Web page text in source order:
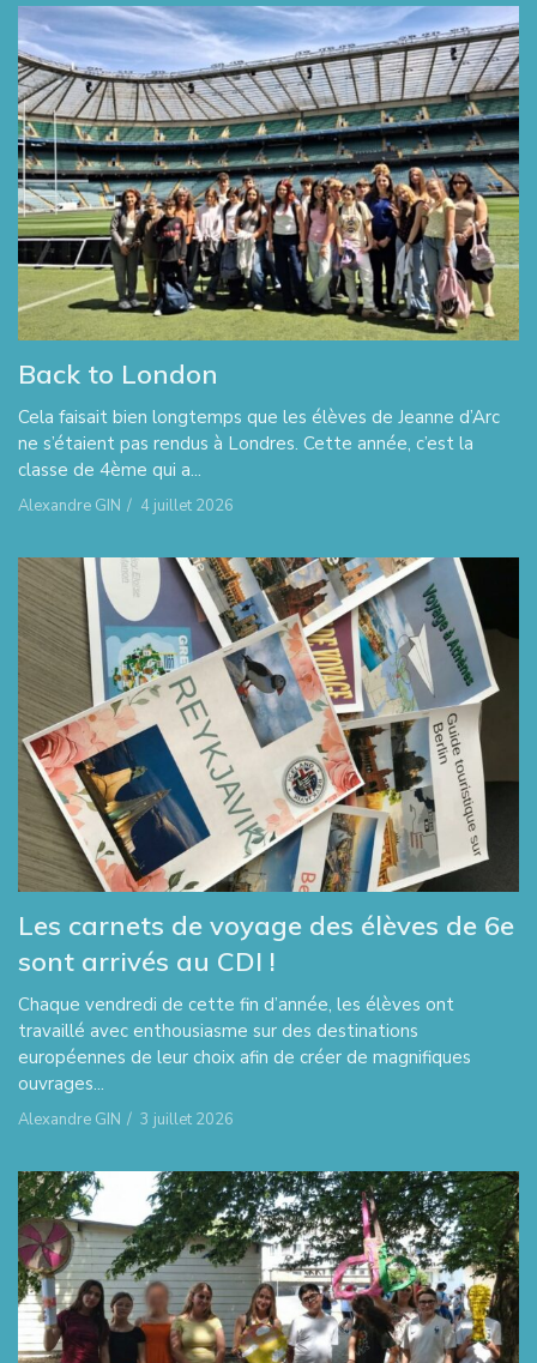
Back to London
Cela faisait bien longtemps que les élèves de Jeanne d’Arc
ne s’étaient pas rendus à Londres. Cette année, c’est la
classe de 4ème qui a...
Alexandre GIN / 4 juillet 2026
Les carnets de voyage des élèves de 6e
sont arrivés au CDI !
Chaque vendredi de cette fin d’année, les élèves ont
travaillé avec enthousiasme sur des destinations
européennes de leur choix afin de créer de magnifiques
ouvrages...
Alexandre GIN / 3 juillet 2026